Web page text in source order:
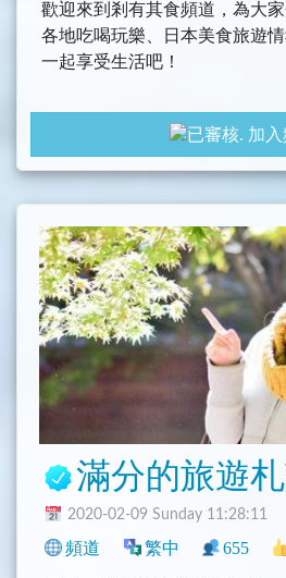
歡迎來到剎有其食頻道，為大
各地吃喝玩樂、日本美食旅遊
一起享受生活吧！
部落格：https://safood.tw/
粉絲團：https://
Youtube：https://pse.is/sezna
加入
滿分的旅遊札記
2020-02-09 Sunday 11:28:11
頻道 繁中 655